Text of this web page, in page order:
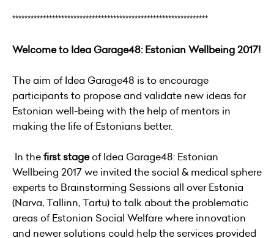
****************************************************************
Welcome to Idea Garage48: Estonian Wellbeing 2017!
The aim of Idea Garage48 is to encourage
participants to propose and validate new ideas for
Estonian well-being with the help of mentors in
making the life of Estonians better.
In thefirst stageof Idea Garage48: Estonian
Wellbeing 2017 we invited the social & medical sphere
experts to Brainstorming Sessions all over Estonia
(Narva, Tallinn, Tartu) to talk about the problematic
areas of Estonian Social Welfare where innovation
and newer solutions could help the services provided